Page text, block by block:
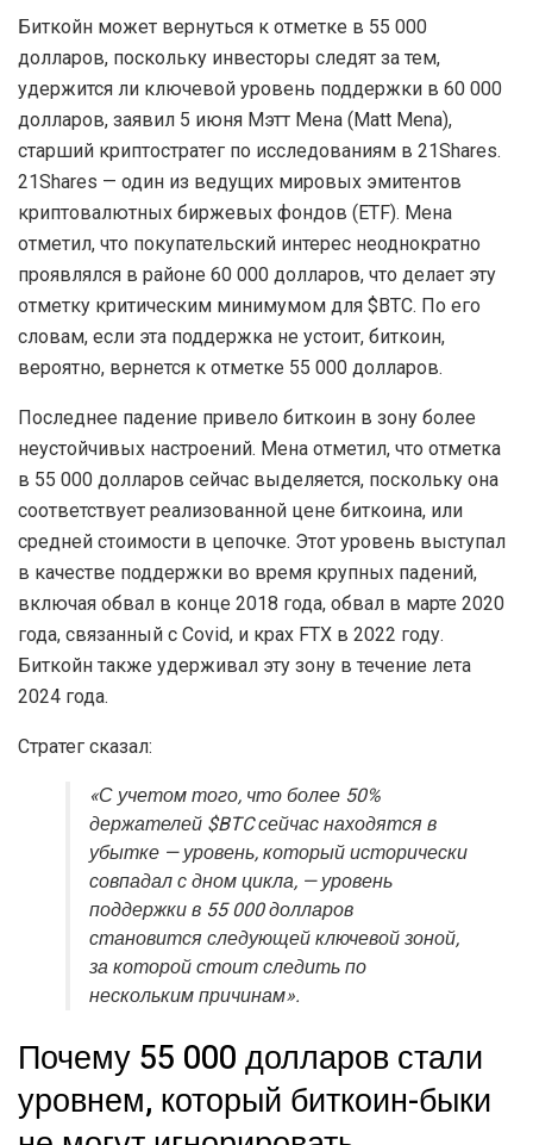
Биткойн может вернуться к отметке в 55 000
долларов, поскольку инвесторы следят за тем,
удержится ли ключевой уровень поддержки в 60 000
долларов, заявил 5 июня Мэтт Мена (Matt Mena),
старший криптостратег по исследованиям в 21Shares.
21Shares — один из ведущих мировых эмитентов
криптовалютных биржевых фондов (ETF). Мена
отметил, что покупательский интерес неоднократно
проявлялся в районе 60 000 долларов, что делает эту
отметку критическим минимумом для $BTC. По его
словам, если эта поддержка не устоит, биткоин,
вероятно, вернется к отметке 55 000 долларов.
Последнее падение привело биткоин в зону более
неустойчивых настроений. Мена отметил, что отметка
в 55 000 долларов сейчас выделяется, поскольку она
соответствует реализованной цене биткоина, или
средней стоимости в цепочке. Этот уровень выступал
в качестве поддержки во время крупных падений,
включая обвал в конце 2018 года, обвал в марте 2020
года, связанный с Covid, и крах FTX в 2022 году.
Биткойн также удерживал эту зону в течение лета
2024 года.
Стратег сказал:
«С учетом того, что более 50%
держателей $BTC сейчас находятся в
убытке — уровень, который исторически
совпадал с дном цикла, — уровень
поддержки в 55 000 долларов
становится следующей ключевой зоной,
за которой стоит следить по
нескольким причинам».
Почему 55 000 долларов стали
уровнем, который биткоин-быки